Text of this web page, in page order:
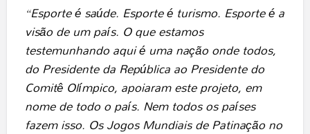
“Esporte é saúde. Esporte é turismo. Esporte é a
visão de um país. O que estamos
testemunhando aqui é uma nação onde todos,
do Presidente da República ao Presidente do
Comitê Olímpico, apoiaram este projeto, em
nome de todo o país. Nem todos os países
fazem isso. Os Jogos Mundiais de Patinação no